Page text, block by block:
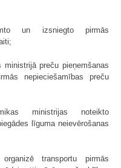
un izsniegto pirmās
preču pieņemšanas
nepieciešamības preču
ministrijas noteikto
līguma neievērošanas
transportu pirmās